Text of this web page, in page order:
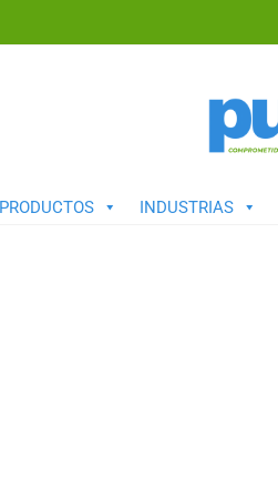
PRODUCTOS INDUSTRIAS